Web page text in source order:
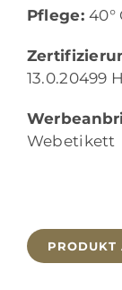
Pflege:40°
13.0.20499
Webetikett
PRODUKT